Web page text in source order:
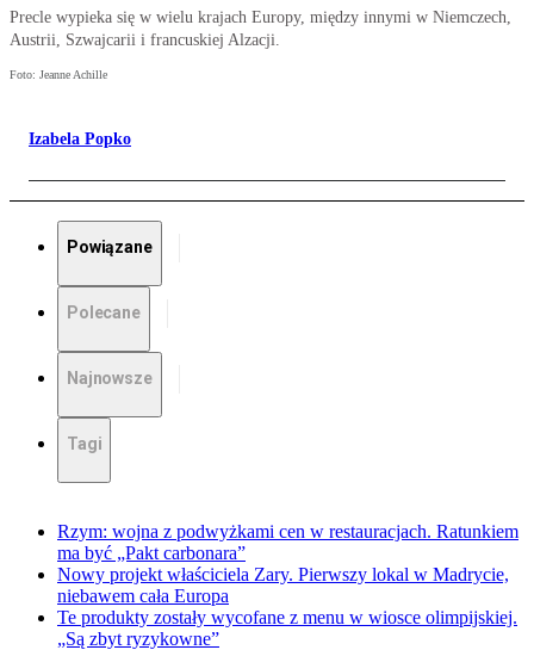
Precle wypieka się w wielu krajach Europy, między innymi w Niemczech,
Austrii, Szwajcarii i francuskiej Alzacji.
Foto: Jeanne Achille
Izabela Popko
Powiązane
Polecane
Najnowsze
Tagi
Rzym: wojna z podwyżkami cen w restauracjach. Ratunkiem
ma być „Pakt carbonara”
Nowy projekt właściciela Zary. Pierwszy lokal w Madrycie,
niebawem cała Europa
Te produkty zostały wycofane z menu w wiosce olimpijskiej.
„Są zbyt ryzykowne”